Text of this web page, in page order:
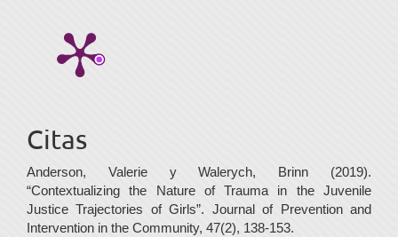
Citas
Anderson, Valerie y Walerych, Brinn (2019).
“Contextualizing the Nature of Trauma in the Juvenile
Justice Trajectories of Girls”. Journal of Prevention and
Intervention in the Community, 47(2), 138-153.